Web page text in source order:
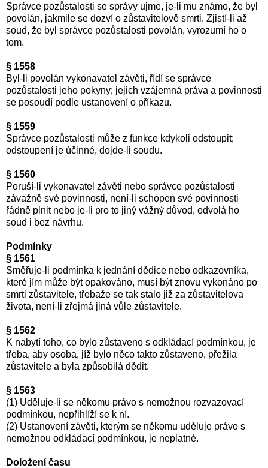
Správce pozůstalosti se správy ujme, je-li mu známo, že byl
povolán, jakmile se dozví o zůstavitelově smrti. Zjistí-li až
soud, že byl správce pozůstalosti povolán, vyrozumí ho o
tom.
§ 1558
Byl-li povolán vykonavatel závěti, řídí se správce
pozůstalosti jeho pokyny; jejich vzájemná práva a povinnosti
se posoudí podle ustanovení o příkazu.
§ 1559
Správce pozůstalosti může z funkce kdykoli odstoupit;
odstoupení je účinné, dojde-li soudu.
§ 1560
Poruší-li vykonavatel závěti nebo správce pozůstalosti
závažně své povinnosti, není-li schopen své povinnosti
řádně plnit nebo je-li pro to jiný vážný důvod, odvolá ho
soud i bez návrhu.
Podmínky
§ 1561
Směřuje-li podmínka k jednání dědice nebo odkazovníka,
které jím může být opakováno, musí být znovu vykonáno po
smrti zůstavitele, třebaže se tak stalo již za zůstavitelova
života, není-li zřejmá jiná vůle zůstavitele.
§ 1562
K nabytí toho, co bylo zůstaveno s odkládací podmínkou, je
třeba, aby osoba, jíž bylo něco takto zůstaveno, přežila
zůstavitele a byla způsobilá dědit.
§ 1563
(1) Uděluje-li se někomu právo s nemožnou rozvazovací
podmínkou, nepřihlíží se k ní.
(2) Ustanovení závěti, kterým se někomu uděluje právo s
nemožnou odkládací podmínkou, je neplatné.
Doložení času